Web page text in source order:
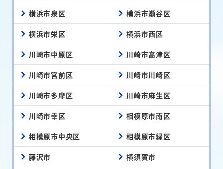
横浜市泉区 横浜市瀬谷区
横浜市栄区 横浜市西区
川崎市中原区 川崎市高津区
川崎市宮前区 川崎市川崎区
川崎市多摩区 川崎市麻生区
川崎市幸区 相模原市南区
相模原市中央区 相模原市緑区
藤沢市 横須賀市